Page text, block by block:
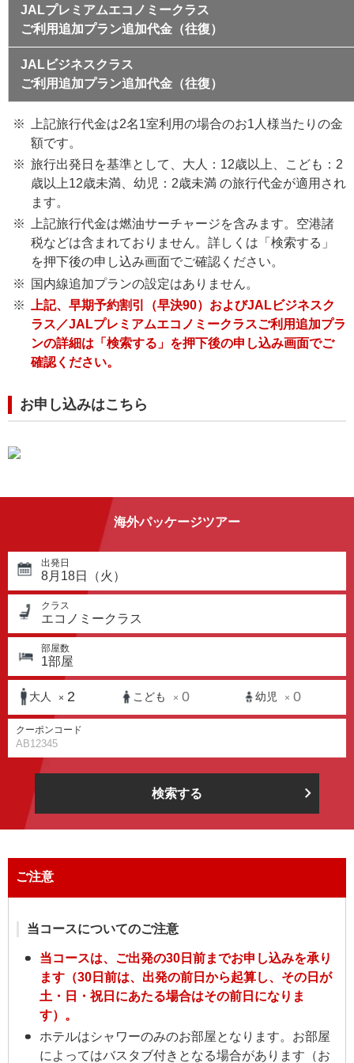
JALプレミアムエコノミークラス
ご利用追加プラン追加代金（往復）
JALビジネスクラス
ご利用追加プラン追加代金（往復）
上記旅行代金は2名1室利用の場合のお1人様当たりの金
額です。
旅行出発日を基準として、大人：12歳以上、こども：2
歳以上12歳未満、幼児：2歳未満 の旅行代金が適用され
ます。
上記旅行代金は燃油サーチャージを含みます。空港諸
税などは含まれておりません。詳しくは「検索する」
を押下後の申し込み画面でご確認ください。
国内線追加プランの設定はありません。
上記、早期予約割引（早決90）およびJALビジネスク
ラス／JALプレミアムエコノミークラスご利用追加プラ
ンの詳細は「検索する」を押下後の申し込み画面でご
確認ください。
お申し込みはこちら
海外パッケージツアー
出発日
8月18日（火）
クラス
エコノミークラス
部屋数
1部屋
大人 × 2 こども × 0 幼児 × 0
クーポンコード
検索する
ご注意
当コースについてのご注意
当コースは、ご出発の30日前までお申し込みを承り
ます（30日前は、出発の前日から起算し、その日が
土・日・祝日にあたる場合はその前日になりま
す）。
ホテルはシャワーのみのお部屋となります。お部屋
によってはバスタブ付きとなる場合があります（お